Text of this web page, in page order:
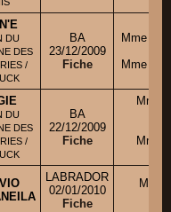
DU
DES
/
BA
23/12/2009
Fiche
Mme
Mme
DU
DES
/
BA
22/12/2009
Fiche
Mme
Mme
LABRADOR
02/01/2010
Fiche
Mlle